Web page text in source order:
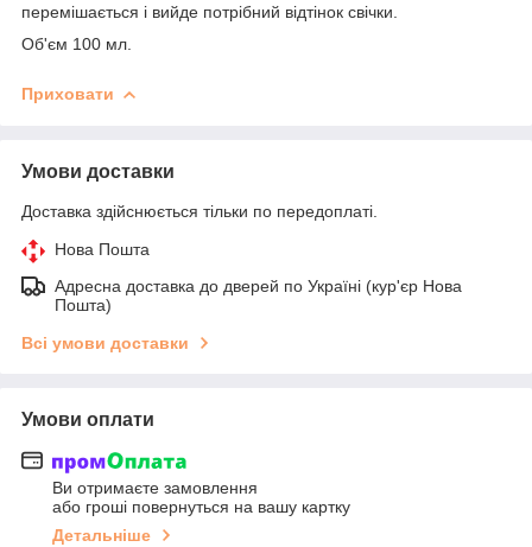
перемішається і вийде потрібний відтінок свічки.
Об'єм 100 мл.
Приховати
Умови доставки
Доставка здійснюється тільки по передоплаті.
Нова Пошта
Адресна доставка до дверей по Україні (кур'єр Нова
Пошта)
Всі умови доставки
Умови оплати
Ви отримаєте замовлення
або гроші повернуться на вашу картку
Детальніше